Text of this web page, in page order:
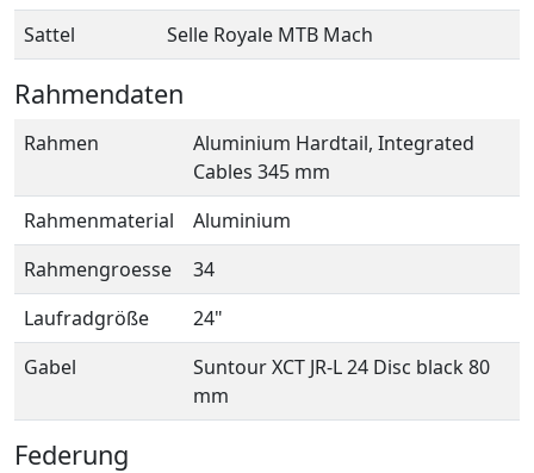
Sattel
Selle Royale MTB Mach
Rahmendaten
Rahmen
Aluminium Hardtail, Integrated
Cables 345 mm
Rahmenmaterial
Aluminium
Rahmengroesse
34
Laufradgröße
24"
Gabel
Suntour XCT JR-L 24 Disc black 80
mm
Federung